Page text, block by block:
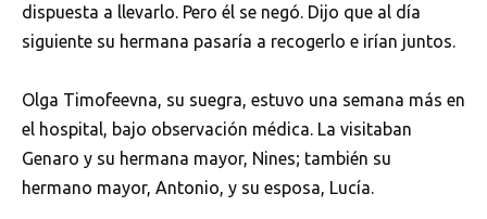
dispuesta a llevarlo. Pero él se negó. Dijo que al día
siguiente su hermana pasaría a recogerlo e irían juntos.
Olga Timofeevna, su suegra, estuvo una semana más en
el hospital, bajo observación médica. La visitaban
Genaro y su hermana mayor, Nines; también su
hermano mayor, Antonio, y su esposa, Lucía.